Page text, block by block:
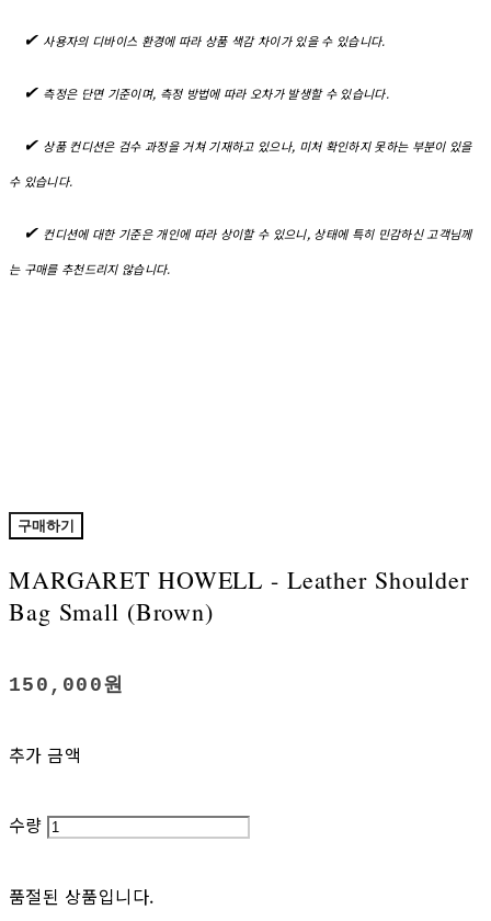
✔︎ 사용자의 디바이스 환경에 따라 상품 색감 차이가 있을 수 있습니다.
✔︎ 측정은 단면 기준이며, 측정 방법에 따라 오차가 발생할 수 있습니다.
✔︎ 상품 컨디션은 검수 과정을 거쳐 기재하고 있으나, 미처 확인하지 못하는 부분이 있을
수 있습니다.
✔︎ 컨디션에 대한 기준은 개인에 따라 상이할 수 있으니, 상태에 특히 민감하신 고객님께
는 구매를 추천드리지 않습니다.
구매하기
MARGARET HOWELL - Leather Shoulder
Bag Small (Brown)
150,000원
추가 금액
수량
품절된 상품입니다.